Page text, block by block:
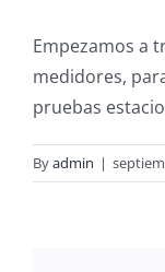
Empezamos a
medidores,
pruebas
Byadmin |